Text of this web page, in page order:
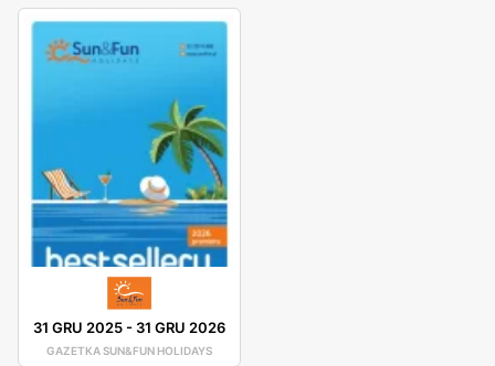
31 GRU 2025- 31 GRU 2026
GAZETKA SUN&FUN HOLIDAYS